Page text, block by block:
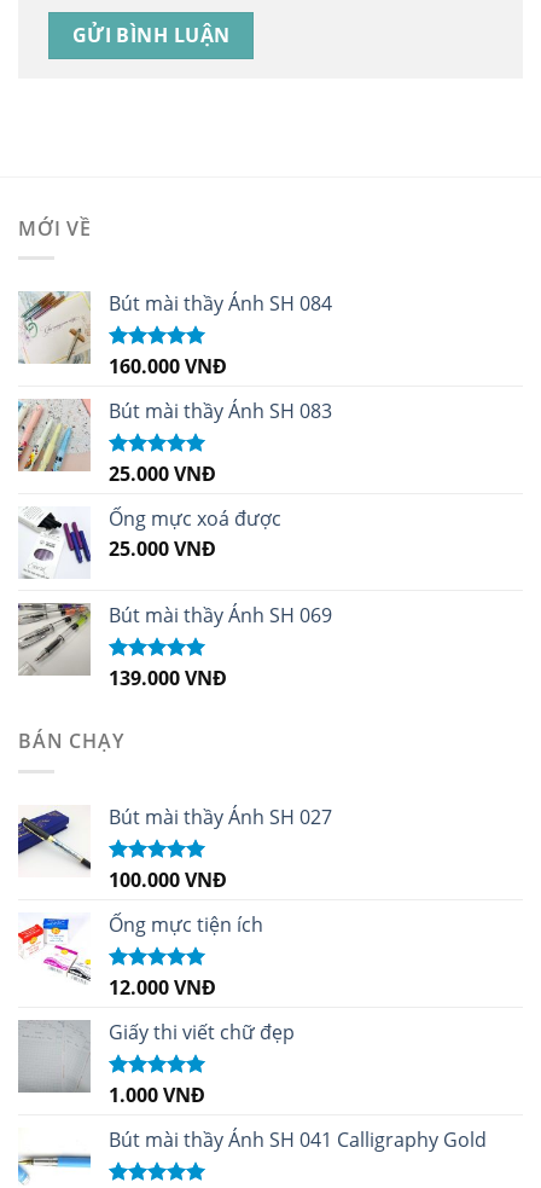
MỚI VỀ
Bút mài thầy Ánh SH 084
Được xếp
sao
160.000VNĐ
Bút mài thầy Ánh SH 083
Được xếp
sao
25.000VNĐ
Ống mực xoá được
25.000VNĐ
Bút mài thầy Ánh SH 069
Được xếp
139.000VNĐ
BÁN CHẠY
Bút mài thầy Ánh SH 027
Được xếp
sao
100.000VNĐ
Ống mực tiện ích
Được xếp
sao
12.000VNĐ
Giấy thi viết chữ đẹp
Được xếp
sao
1.000VNĐ
Bút mài thầy Ánh SH 041 Calligraphy Gold